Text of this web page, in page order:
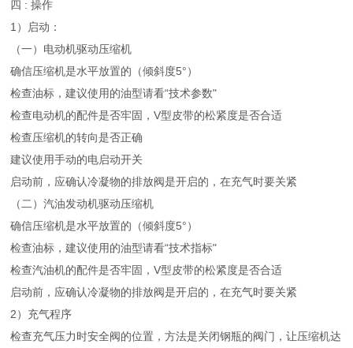
四 : 操作
1）启动：
（一）电动机驱动压缩机
确信压缩机是水平放置的（倾斜度5°）
检查油标，建议使用的油型请看“技术参数"
检查电动机的配件是否牢固，V型皮带的松紧度是否合适
检查压缩机的转向是否正确
建议使用手动的电启动开关
启动前，应确认冷凝物的排放阀是开启的，在充气时要关紧
（二）汽油发动机驱动压缩机
确信压缩机是水平放置的（倾斜度5°）
检查油标，建议使用的油型请看“技术指标"
检查汽油机的配件是否牢固，V型皮带的松紧度是否合适
启动前，应确认冷凝物的排放阀是开启的，在充气时要关紧
2）充气程序
检查充气压力时安全阀的位置，方法是关闭钢瓶的阀门，让压缩机达